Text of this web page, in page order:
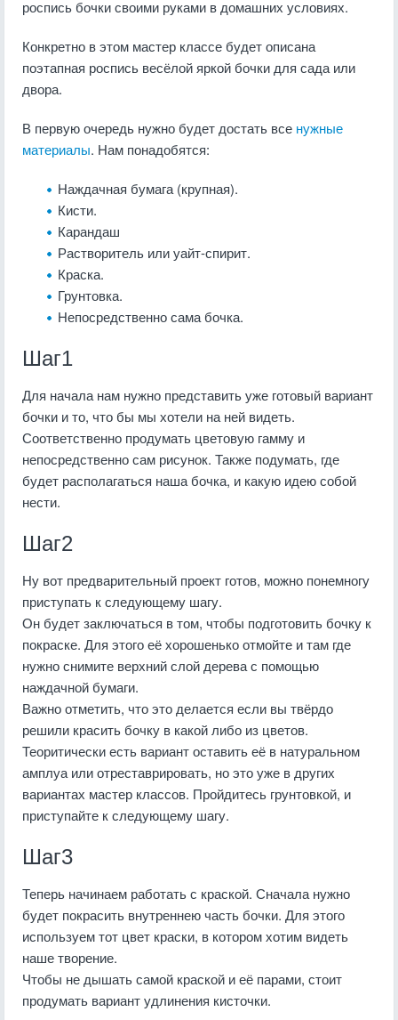
роспись бочки своими руками в домашних условиях.
Конкретно в этом мастер классе будет описана
поэтапная роспись весёлой яркой бочки для сада или
двора.
В первую очередь нужно будет достать все нужные
материалы. Нам понадобятся:
Наждачная бумага (крупная).
Кисти.
Карандаш
Растворитель или уайт-спирит.
Краска.
Грунтовка.
Непосредственно сама бочка.
Шаг1
Для начала нам нужно представить уже готовый вариант
бочки и то, что бы мы хотели на ней видеть.
Соответственно продумать цветовую гамму и
непосредственно сам рисунок. Также подумать, где
будет располагаться наша бочка, и какую идею собой
нести.
Шаг2
Ну вот предварительный проект готов, можно понемногу
приступать к следующему шагу.
Он будет заключаться в том, чтобы подготовить бочку к
покраске. Для этого её хорошенько отмойте и там где
нужно снимите верхний слой дерева с помощью
наждачной бумаги.
Важно отметить, что это делается если вы твёрдо
решили красить бочку в какой либо из цветов.
Теоритически есть вариант оставить её в натуральном
амплуа или отреставрировать, но это уже в других
вариантах мастер классов. Пройдитесь грунтовкой, и
приступайте к следующему шагу.
Шаг3
Теперь начинаем работать с краской. Сначала нужно
будет покрасить внутреннею часть бочки. Для этого
используем тот цвет краски, в котором хотим видеть
наше творение.
Чтобы не дышать самой краской и её парами, стоит
продумать вариант удлинения кисточки.